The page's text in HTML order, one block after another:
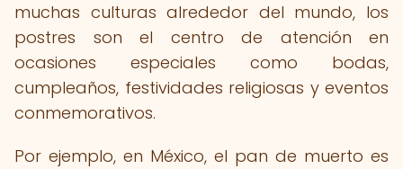
muchas culturas alrededor del mundo, los
postres son el centro de atención en
ocasiones especiales como bodas,
cumpleaños, festividades religiosas y eventos
conmemorativos.
Por ejemplo, en México, el pan de muerto es